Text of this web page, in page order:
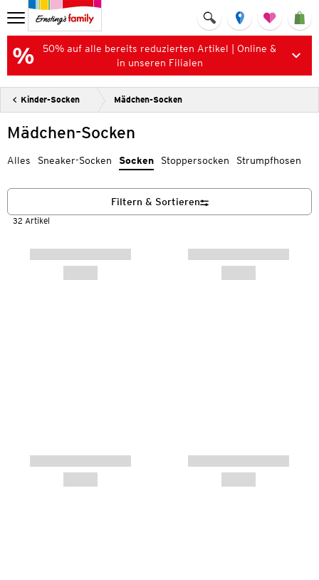
50% auf alle bereits reduzierten Artikel | Online &
in unseren Filialen
Kinder-Socken Mädchen-Socken
Mädchen-Socken
Alles Sneaker-Socken Socken Stoppersocken Strumpfhosen
32 Artikel
Filtern & Sortieren